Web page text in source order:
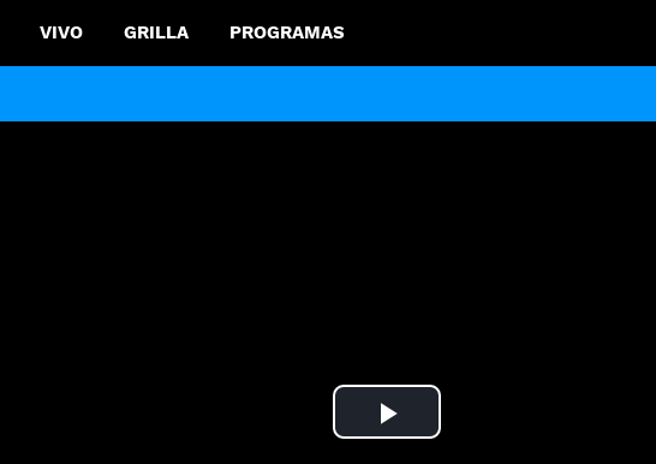
VIVO GRILLA PROGRAMAS
Play